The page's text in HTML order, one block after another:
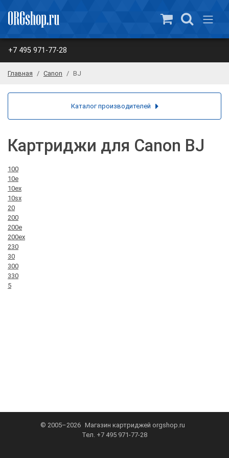
+7 495 971-77-28
Главная Canon BJ
Картриджи для Canon BJ
100
10e
10ex
10sx
20
200
200e
200ex
230
30
300
330
5
© 2005–2026 Магазин картриджей orgshop.ru
Тел. +7 495 971-77-28